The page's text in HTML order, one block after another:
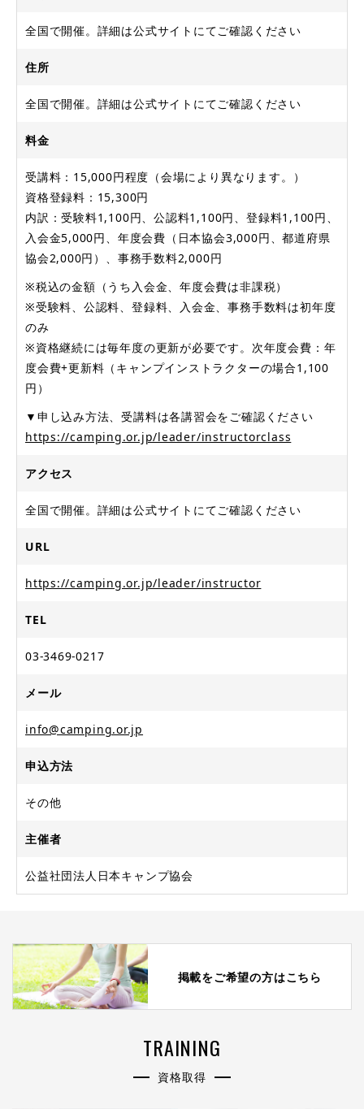
全国で開催。詳細は公式サイトにてご確認ください
住所
全国で開催。詳細は公式サイトにてご確認ください
料金
受講料：15,000円程度（会場により異なります。）
資格登録料：15,300円
内訳：受験料1,100円、公認料1,100円、登録料1,100円、
入会金5,000円、年度会費（日本協会3,000円、都道府県
協会2,000円）、事務手数料2,000円
※税込の金額（うち入会金、年度会費は非課税）
※受験料、公認料、登録料、入会金、事務手数料は初年度
のみ
※資格継続には毎年度の更新が必要です。次年度会費：年
度会費+更新料（キャンプインストラクターの場合1,100
円）
▼申し込み方法、受講料は各講習会をご確認ください
https://camping.or.jp/leader/instructorclass
アクセス
全国で開催。詳細は公式サイトにてご確認ください
URL
https://camping.or.jp/leader/instructor
TEL
03-3469-0217
メール
info@camping.or.jp
申込方法
その他
主催者
公益社団法人日本キャンプ協会
掲載をご希望の方はこちら
TRAINING
資格取得